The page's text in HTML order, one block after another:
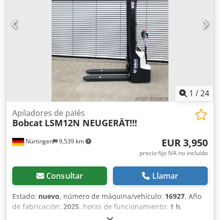
19% de IVA ---- Para cualquier consulta, por favor, llame a:
Erik Kortum: WhatsApp ?Toda la información se
proporciona sin garantía ni responsabilidad, y está sujeta
a errores y a la venta previa.
1 /24
Nürtingen 9,539 km
Apiladores de palés
Bobcat LSM12N NEUGERÄT!!!
EUR 3,950
precio fijo IVA no incluído
Consultar Llamar
Estado: nuevo, número de máquina/vehículo: 16927, Año
de fabricación: 2025, horas de funcionamiento: 1 h,
1,200 kg, altura de elevación: